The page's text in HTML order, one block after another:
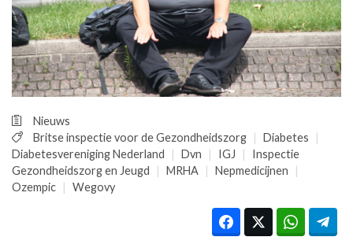
PRAKTIJKZAKEN
TARIEVEN
VPHUISARTSEN
MEDISCHE VAKHANDEL
REGISTRATIE
Nieuws
Britse inspectie voor de Gezondheidszorg
Diabetes
Diabetesvereniging Nederland
Dvn IGJ
Inspectie
Gezondheidszorg en Jeugd
MRHA
Nepmedicijnen
Ozempic
Wegovy